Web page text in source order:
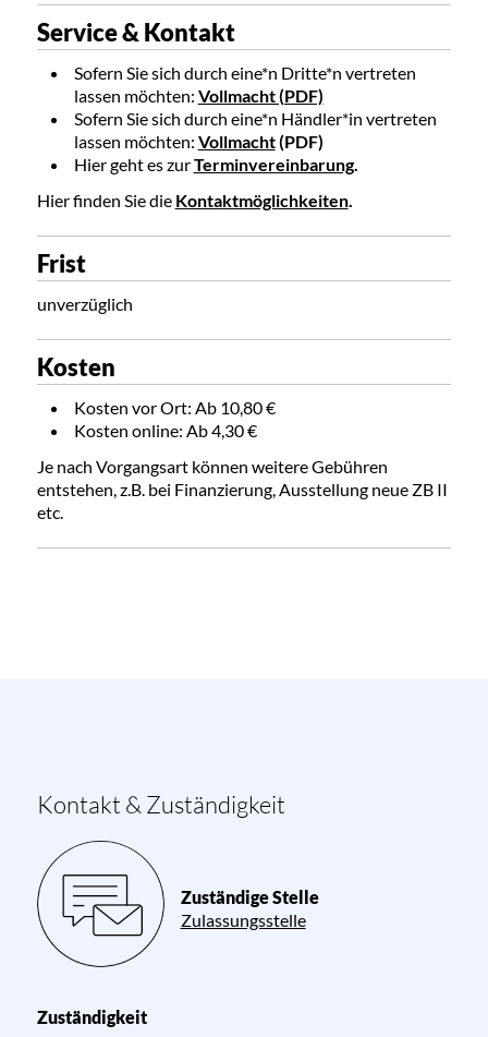
Service & Kontakt
Sofern Sie sich durch eine*n Dritte*n vertreten
lassen möchten: Vollmacht (PDF)
Sofern Sie sich durch eine*n Händler*in vertreten
lassen möchten: Vollmacht(PDF)
Hier geht es zurTerminvereinbarung.
Hier finden Sie die Kontaktmöglichkeiten.
Frist
unverzüglich
Kosten
Kosten vor Ort: Ab 10,80 €
Kosten online: Ab 4,30 €
Je nach Vorgangsart können weitere Gebühren
entstehen, z.B. bei Finanzierung, Ausstellung neue ZB II
etc.
Kontakt & Zuständigkeit
Zuständige Stelle
Zulassungsstelle
Zuständigkeit